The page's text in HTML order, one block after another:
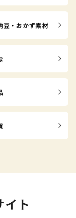
豆・おかず素材
イト